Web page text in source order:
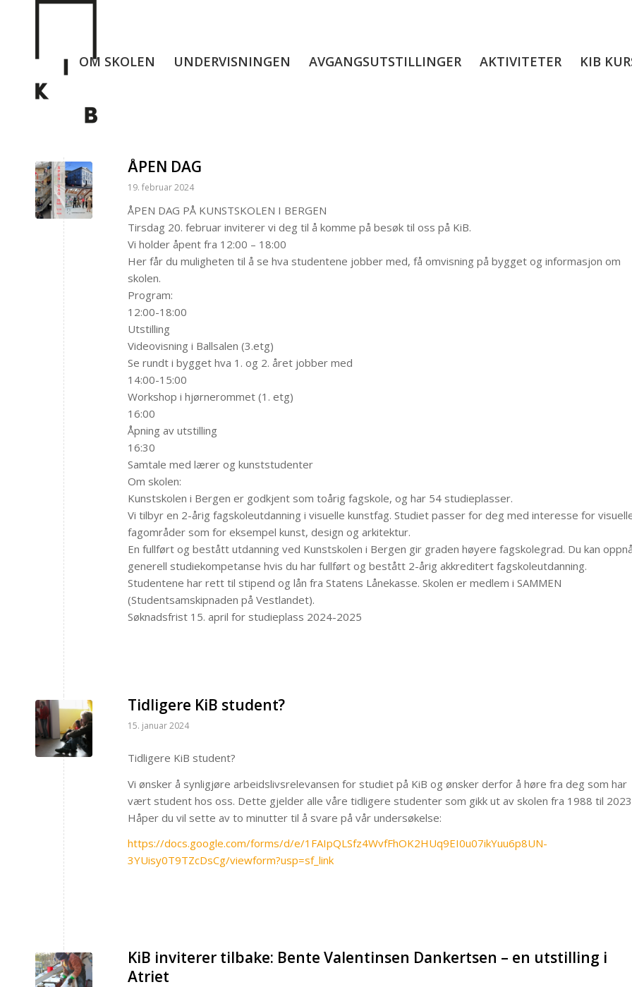
OM SKOLEN UNDERVISNINGEN AVGANGSUTSTILLINGER AKTIVITETER KIB
ÅPEN DAG
19. februar 2024
ÅPEN DAG PÅ KUNSTSKOLEN I BERGEN
Tirsdag 20. februar inviterer vi deg til å komme på besøk til oss på KiB.
Vi holder åpent fra 12:00 – 18:00
Her får du muligheten til å se hva studentene jobber med, få omvisning på bygget og informasjon om
skolen.
Program:
12:00-18:00
Utstilling
Videovisning i Ballsalen (3.etg)
Se rundt i bygget hva 1. og 2. året jobber med
14:00-15:00
Workshop i hjørnerommet (1. etg)
16:00
Åpning av utstilling
16:30
Samtale med lærer og kunststudenter
Om skolen:
Kunstskolen i Bergen er godkjent som toårig fagskole, og har 54 studieplasser.
Vi tilbyr en 2-årig fagskoleutdanning i visuelle kunstfag. Studiet passer for deg med interesse for
fagområder som for eksempel kunst, design og arkitektur.
En fullført og bestått utdanning ved Kunstskolen i Bergen gir graden høyere fagskolegrad. Du kan
generell studiekompetanse hvis du har fullført og bestått 2-årig akkreditert fagskoleutdanning.
Studentene har rett til stipend og lån fra Statens Lånekasse. Skolen er medlem i SAMMEN
(Studentsamskipnaden på Vestlandet).
Søknadsfrist 15. april for studieplass 2024-2025
Tidligere KiB student?
15. januar 2024
Tidligere KiB student?
Vi ønsker å synligjøre arbeidslivsrelevansen for studiet på KiB og ønsker derfor å høre fra deg som har
vært student hos oss. Dette gjelder alle våre tidligere studenter som gikk ut av skolen fra 1988 til
Håper du vil sette av to minutter til å svare på vår undersøkelse:
https://docs.google.com/forms/d/e/1FAIpQLSfz4WvfFhOK2HUq9EI0u07ikYuu6p8UN-
3YUisy0T9TZcDsCg/viewform?usp=sf_link
KiB inviterer tilbake: Bente Valentinsen Dankertsen – en utstilling i
Atriet